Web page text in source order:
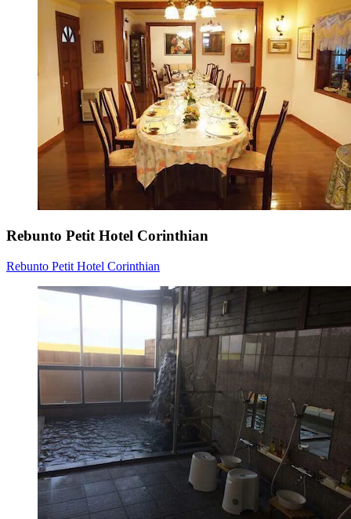
Rebunto Petit Hotel Corinthian
Rebunto Petit Hotel Corinthian